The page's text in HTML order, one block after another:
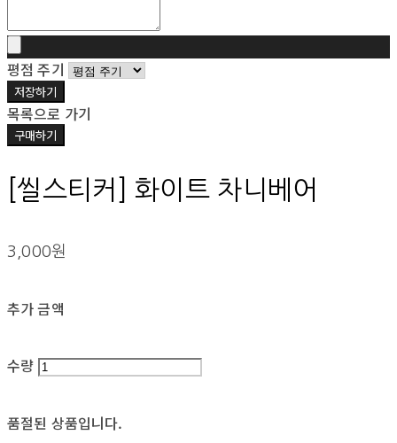
평점 주기
저장하기
목록으로 가기
구매하기
[씰스티커] 화이트 차니베어
3,000원
추가 금액
수량
품절된 상품입니다.